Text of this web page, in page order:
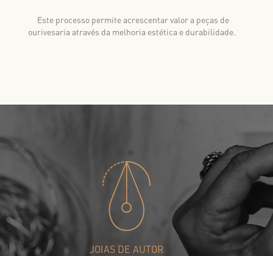
Este processo permite acrescentar valor a peças de
ourivesaria através da melhoria estética e durabilidade.
JOIAS DE AUTOR